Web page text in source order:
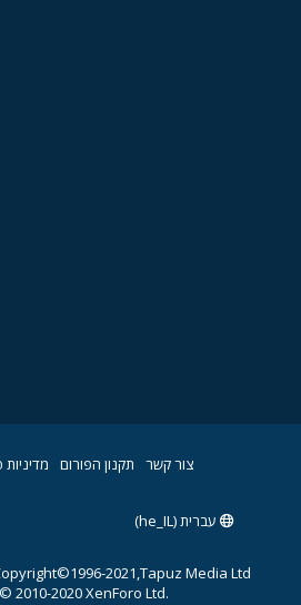
צור קשר תקנון הפורום
עברית (he_IL)
2021,Tapuz Media Ltd.
© 2010-2020 XenForo Ltd.